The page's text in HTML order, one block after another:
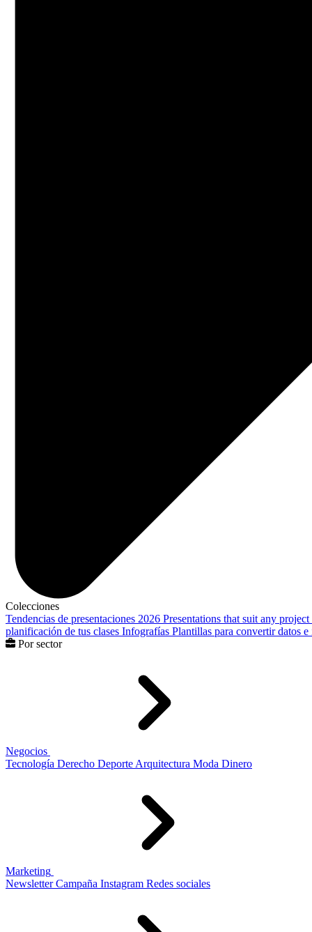
Colecciones
Tendencias de presentaciones 2026 Presentations that suit any project
planificación de tus clases Infografías Plantillas para convertir datos
Por sector
Negocios
Tecnología Derecho Deporte Arquitectura Moda Dinero
Marketing
Newsletter Campaña Instagram Redes sociales